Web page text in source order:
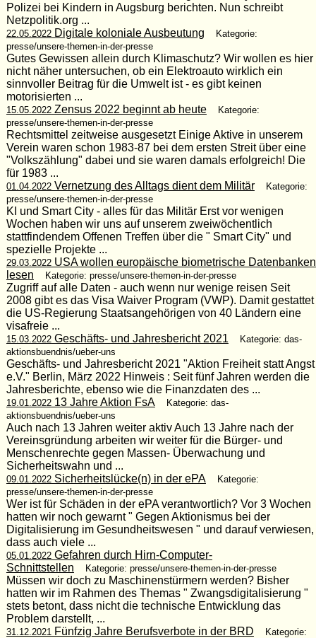
Polizei bei Kindern in Augsburg berichten. Nun schreibt
Netzpolitik.org ...
22.05.2022Digitale koloniale Ausbeutung
Kategorie:
presse/unsere-themen-in-der-presse
Gutes Gewissen allein durch Klimaschutz? Wir wollen es hier
nicht näher untersuchen, ob ein Elektroauto wirklich ein
sinnvoller Beitrag für die Umwelt ist - es gibt keinen
motorisierten ...
15.05.2022Zensus 2022 beginnt ab heute
Kategorie:
presse/unsere-themen-in-der-presse
Rechtsmittel zeitweise ausgesetzt Einige Aktive in unserem
Verein waren schon 1983-87 bei dem ersten Streit über eine
"Volkszählung" dabei und sie waren damals erfolgreich! Die
für 1983 ...
01.04.2022Vernetzung des Alltags dient dem Militär
Kategorie:
presse/unsere-themen-in-der-presse
KI und Smart City - alles für das Militär Erst vor wenigen
Wochen haben wir uns auf unserem zweiwöchentlich
stattfindendem Offenen Treffen über die " Smart City" und
spezielle Projekte ...
29.03.2022USA wollen europäische biometrische Datenbanken
lesen
Kategorie: presse/unsere-themen-in-der-presse
Zugriff auf alle Daten - auch wenn nur wenige reisen Seit
2008 gibt es das Visa Waiver Program (VWP). Damit gestattet
die US-Regierung Staatsangehörigen von 40 Ländern eine
visafreie ...
15.03.2022Geschäfts- und Jahresbericht 2021
Kategorie: das-
aktionsbuendnis/ueber-uns
Geschäfts- und Jahresbericht 2021 "Aktion Freiheit statt Angst
e.V." Berlin, März 2022 Hinweis : Seit fünf Jahren werden die
Jahresberichte, ebenso wie die Finanzdaten des ...
19.01.202213 Jahre Aktion FsA
Kategorie: das-
aktionsbuendnis/ueber-uns
Auch nach 13 Jahren weiter aktiv Auch 13 Jahre nach der
Vereinsgründung arbeiten wir weiter für die Bürger- und
Menschenrechte gegen Massen- Überwachung und
Sicherheitswahn und ...
09.01.2022Sicherheitslücke(n) in der ePA
Kategorie:
presse/unsere-themen-in-der-presse
Wer ist für Schäden in der ePA verantwortlich? Vor 3 Wochen
hatten wir noch gewarnt " Gegen Aktionismus bei der
Digitalisierung im Gesundheitswesen " und darauf verwiesen,
dass auch viele ...
05.01.2022Gefahren durch Hirn-Computer-
Schnittstellen
Kategorie: presse/unsere-themen-in-der-presse
Müssen wir doch zu Maschinenstürmern werden? Bisher
hatten wir im Rahmen des Themas " Zwangsdigitalisierung "
stets betont, dass nicht die technische Entwicklung das
Problem darstellt, ...
31.12.2021 Fünfzig Jahre Berufsverbote in der BRD
Kategorie: